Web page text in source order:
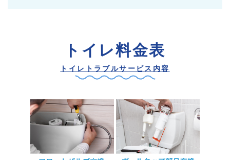
トイレ料金表
トイレトラブルサービス内容